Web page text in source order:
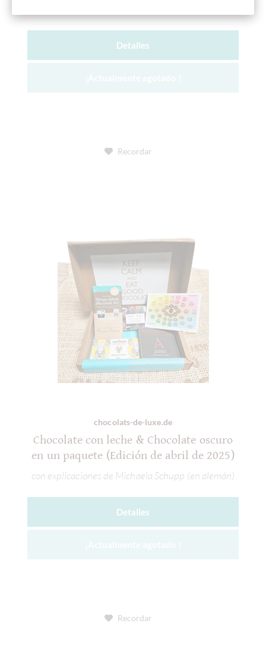
Detalles
Recordar
chocolats-de-luxe.de
Chocolate con leche & Chocolate oscuro
en un paquete (Edición de abril de 2025)
con explicaciones de Michaela Schupp (en alemán)
Detalles
Recordar